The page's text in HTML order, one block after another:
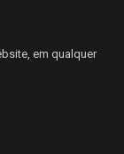
em qualquer